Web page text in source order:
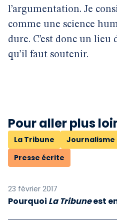
l’argumentation. Je
comme une science
dure. C’est donc un lieu
qu’il faut soutenir.
Pour aller plus
La Tribune
Journalisme
Presse écrite
23 février 2017
Pourquoi La Tribuneest